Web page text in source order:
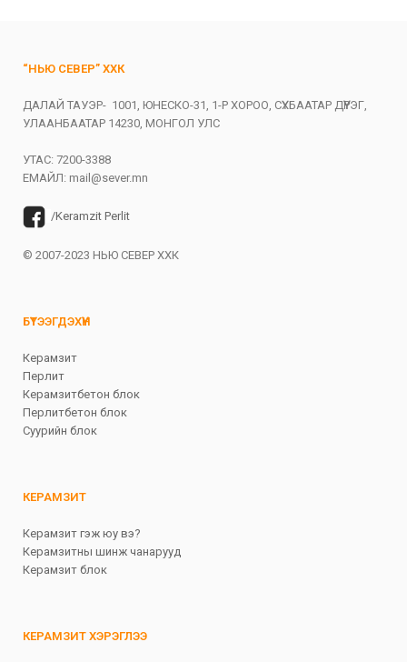
“НЬЮ СЕВЕР” ХХК
ДАЛАЙ ТАУЭР- 1001, ЮНЕСКО-31, 1-Р ХОРОО, СҮХБААТАР ДҮҮРЭГ,
УЛААНБААТАР 14230, МОНГОЛ УЛС
УТАС: 7200-3388
ЕМАЙЛ: mail@sever.mn
/Keramzit Perlit
© 2007-2023 НЬЮ СЕВЕР ХХК
БҮТЭЭГДЭХҮҮН
Керамзит
Перлит
Керамзитбетон блок
Перлитбетон блок
Суурийн блок
КЕРАМЗИТ
Керамзит гэж юу вэ?
Керамзитны шинж чанарууд
Керамзит блок
КЕРАМЗИТ ХЭРЭГЛЭЭ